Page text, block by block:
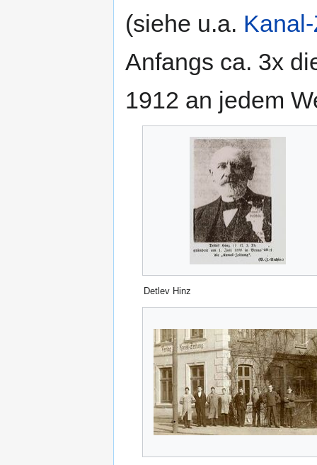
(siehe u.a.
Anfangs ca. 3x
1912 an jedem
Detlev Hinz